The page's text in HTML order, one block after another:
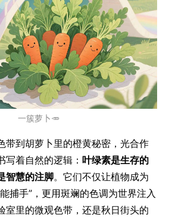
一簇萝卜🥕
带到胡萝卜里的橙黄秘密，光合作
写着自然的逻辑： 叶绿素是生存的
智慧的注脚。它们不仅让植物成为
捕手”，更用斑斓的色调为世界注入
里的微观色带，还是秋日街头的